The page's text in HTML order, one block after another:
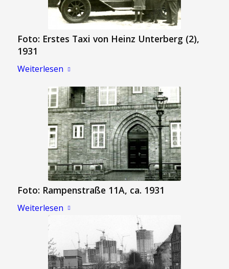
Foto: Erstes Taxi von Heinz Unterberg (2),
1931
Weiterlesen
Foto: Rampenstraße 11A, ca. 1931
Weiterlesen